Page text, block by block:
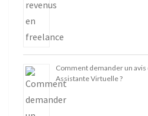
Comment demander un
Assistante Virtuelle ?